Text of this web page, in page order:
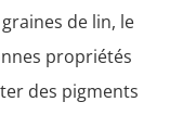
de lin, le
propriétés
des pigments